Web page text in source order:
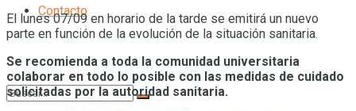
Contacto
El lunes 07/09 en horario de la tarde se emitirá un nuevo
parte en función de la evolución de la situación sanitaria.
Se recomienda a toda la comunidad universitaria
colaborar en todo lo posible con las medidas de cuidado
solicitadas por la autoridad sanitaria.